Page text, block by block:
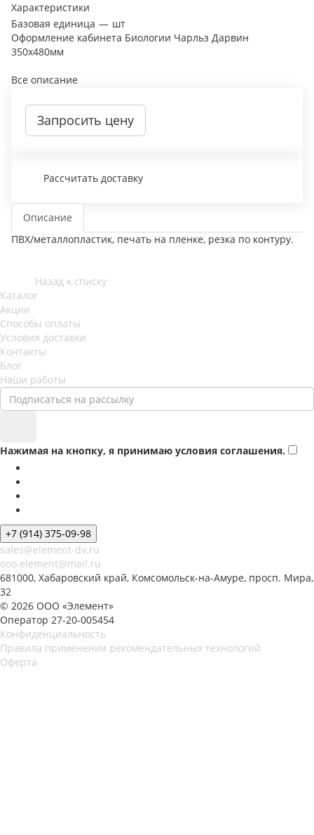
Характеристики
Базовая единица — шт
Оформление кабинета Биологии Чарльз Дарвин
350х480мм
Все описание
Запросить цену
Рассчитать доставку
Описание
ПВХ/металлопластик, печать на пленке, резка по контуру.
Назад к списку
Каталог
Акции
Способы оплаты
Условия доставки
Контакты
Блог
Наши работы
Нажимая на кнопку, я принимаю условия соглашения.
+7 (914) 375-09-98
sales@element-dv.ru
ooo.element@mail.ru
681000, Хабаровский край, Комсомольск-на-Амуре, просп. Мира,
32
© 2026 ООО «Элемент»
Оператор 27-20-005454
Конфиденциальность
Правила применения рекомендательных технологий
Оферта